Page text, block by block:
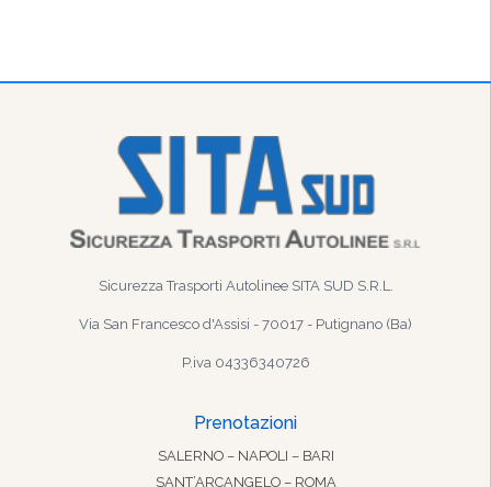
Sicurezza Trasporti Autolinee SITA SUD S.R.L.
Via San Francesco d'Assisi - 70017 - Putignano (Ba)
P.iva 04336340726
Prenotazioni
SALERNO – NAPOLI – BARI
SANT’ARCANGELO – ROMA